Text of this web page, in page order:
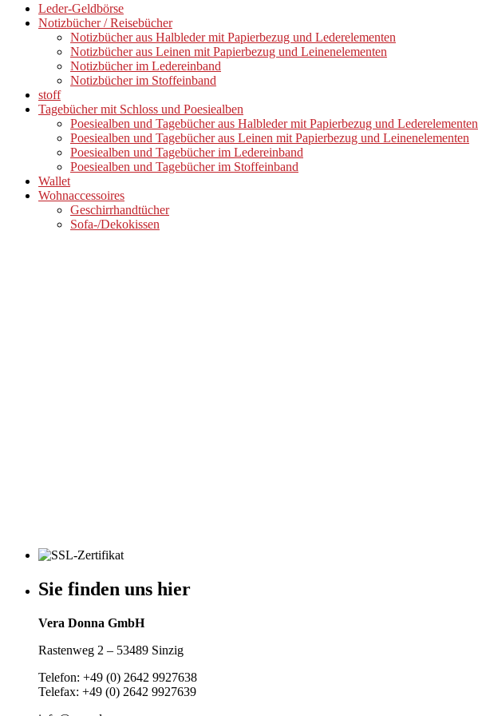
Leder-Geldbörse
Notizbücher / Reisebücher
Notizbücher aus Halbleder mit Papierbezug und Lederelementen
Notizbücher aus Leinen mit Papierbezug und Leinenelementen
Notizbücher im Ledereinband
Notizbücher im Stoffeinband
stoff
Tagebücher mit Schloss und Poesiealben
Poesiealben und Tagebücher aus Halbleder mit Papierbezug und Lederelementen
Poesiealben und Tagebücher aus Leinen mit Papierbezug und Leinenelementen
Poesiealben und Tagebücher im Ledereinband
Poesiealben und Tagebücher im Stoffeinband
Wallet
Wohnaccessoires
Geschirrhandtücher
Sofa-/Dekokissen
Sie finden uns hier
Vera Donna GmbH
Rastenweg 2 – 53489 Sinzig
Telefon: +49 (0) 2642 9927638
Telefax: +49 (0) 2642 9927639